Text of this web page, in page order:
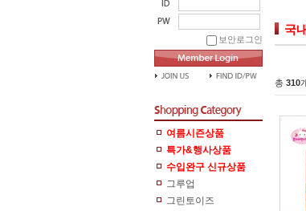
보안로그인
여름시즌상품
특가&행사상품
수입완구 신규상품
그루업
그린토이즈
국
총 310